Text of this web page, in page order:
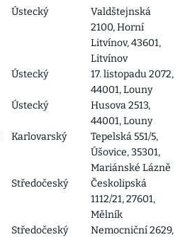
Ústecký
Valdštejnská
2100, Horní
Litvínov, 43601,
Litvínov
Ústecký
17. listopadu 2072,
44001, Louny
Ústecký
Husova 2513,
44001, Louny
Karlovarský
Tepelská 551/5,
Úšovice, 35301,
Mariánské Lázně
Středočeský
Českolipská
1112/21, 27601,
Mělník
Středočeský
Nemocniční 2629,